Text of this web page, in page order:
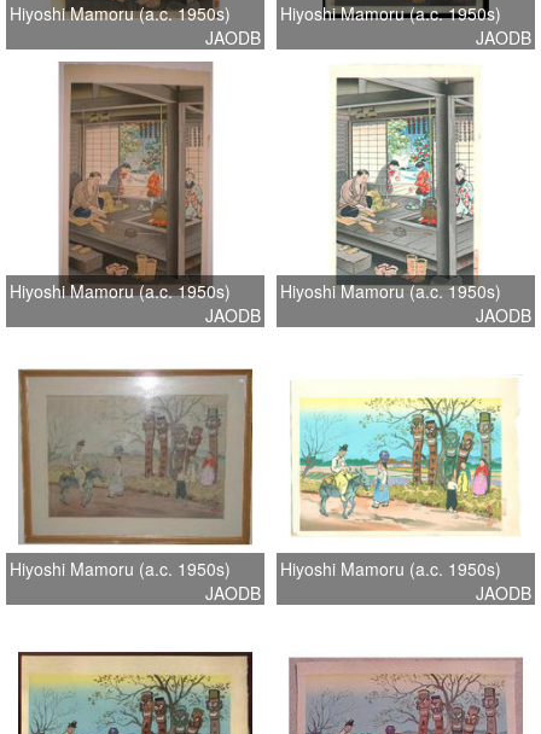
Hiyoshi Mamoru (a.c. 1950s)
JAODB
Hiyoshi Mamoru (a.c. 1950s)
JAODB
Hiyoshi Mamoru (a.c. 1950s)
JAODB
Hiyoshi Mamoru (a.c. 1950s)
JAODB
Hiyoshi Mamoru (a.c. 1950s)
JAODB
Hiyoshi Mamoru (a.c. 1950s)
JAODB